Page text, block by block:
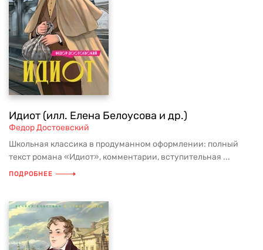
Идиот (илл. Елена Белоусова и др.)
Федор Достоевский
Школьная классика в продуманном оформлении: полный
текст романа «Идиот», комментарии, вступительная ...
ПОДРОБНЕЕ